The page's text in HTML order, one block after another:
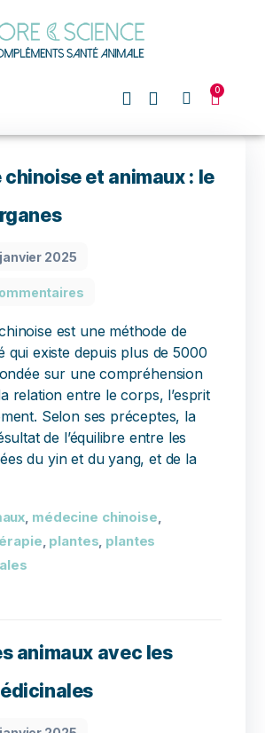
0
chinoise et animaux : le
2025
est une méthode de
qui existe depuis plus de 5000
sur une compréhension
relation entre le corps, l’esprit
Selon ses préceptes, la
de l’équilibre entre les
du yin et du yang, et de la
médecine chinoise
plantes plantes
animaux avec les